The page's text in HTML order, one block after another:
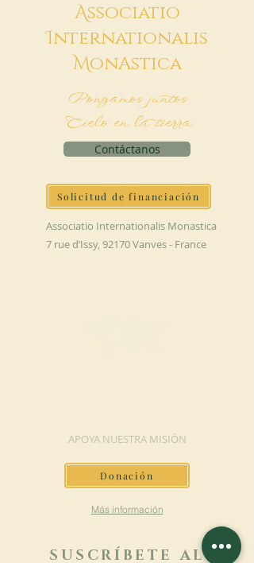
Associatio
Internationalis
MonAstica
Pongamos juntos
Cielo en la tierra
Contáctanos
Solicitud de financiación
Associatio Internationalis Monastica
7 rue d’Issy, 92170 Vanves - France
APOYA NUESTRA MISIÓN
Donación
Más información
SUSCRÍBETE AL